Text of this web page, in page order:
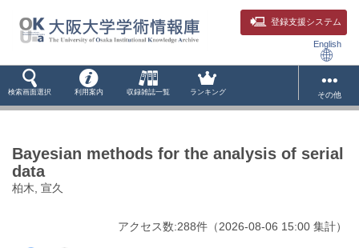
登録支援システム
English
検索画面選択 利用案内 収録雑誌一覧 ランキング その他
Bayesian methods for the analysis of serial
data
柏木, 宣久
アクセス数:288件 （2026-08-06 15:00 集計）